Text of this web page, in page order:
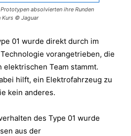
absolvierten ihre Runden
Kurs © Jaguar
01 wurde direkt durch im
vorangetrieben, die
Team stammt.
hilft, ein Elektrofahrzeug zu
kein anderes.
des Type 01 wurde
aus der